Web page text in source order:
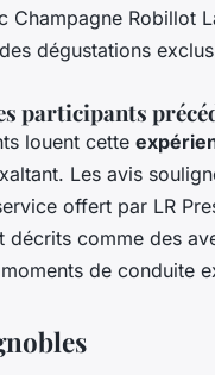
Champagne Robillot
dégustations
participants
louent cette
Les avis
offert par LR
décrits comme des
de conduite